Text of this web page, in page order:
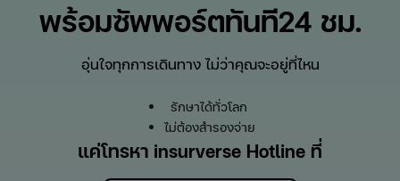
พร้อมซัพพอร์ตทันที24 ชม.
อุ่นใจทุกการเดินทาง ไม่ว่าคุณจะอยู่ที่ไหน
รักษาได้ทั่วโลก
ไม่ต้องสำรองจ่าย
แค่โทรหา insurverse Hotline ที่